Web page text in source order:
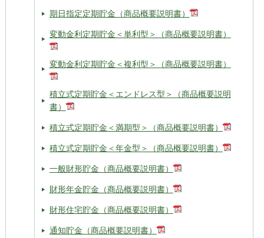
期日指定定期貯金（商品概要説明書）
変動金利定期貯金＜単利型＞（商品概要説明書）
変動金利定期貯金＜複利型＞（商品概要説明書）
積立式定期貯金＜エンドレス型＞（商品概要説明
書）
積立式定期貯金＜満期型＞（商品概要説明書）
積立式定期貯金＜年金型＞（商品概要説明書）
一般財形貯金（商品概要説明書）
財形年金貯金（商品概要説明書）
財形住宅貯金（商品概要説明書）
通知貯金（商品概要説明書）